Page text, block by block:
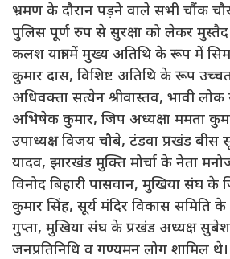
भ्रमण के दौरान पड़ने वाले सभी चौंक
पुलिस पूर्ण रुप से सुरक्षा को लेकर
कलश यात्रा में मुख्य अतिथि के रूप में
कुमार दास, विशिष्ट अतिथि के रूप
अधिवक्ता सत्येन श्रीवास्तव, भावी लोक
अभिषेक कुमार, जिप अध्यक्षा ममता
उपाध्यक्ष विजय चौबे, टंडवा प्रखंड बीस
यादव, झारखंड मुक्ति मोर्चा के नेता
विनोद बिहारी पासवान, मुखिया संघ के
कुमार सिंह, सूर्य मंदिर विकास समिति
गुप्ता, मुखिया संघ के प्रखंड अध्यक्ष
जनप्रतिनिधि व गण्यमन लोग शामिल